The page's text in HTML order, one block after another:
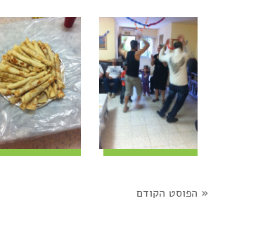
« הפוסט הקודם